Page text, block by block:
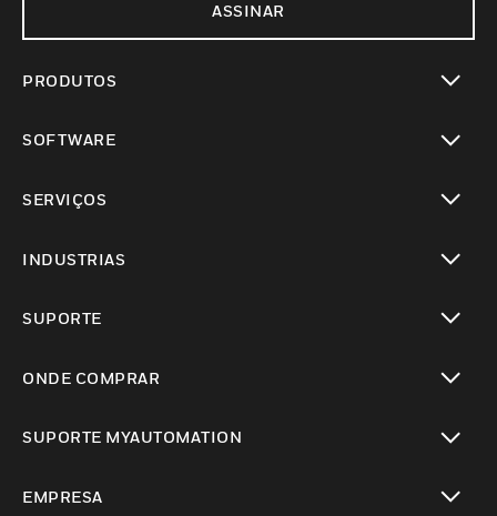
ASSINAR
PRODUTOS
SOFTWARE
SERVIÇOS
INDUSTRIAS
SUPORTE
ONDE COMPRAR
SUPORTE MYAUTOMATION
EMPRESA